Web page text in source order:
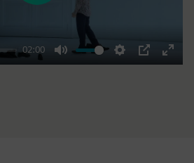
02:00
Mute Settings
PIP
Enter